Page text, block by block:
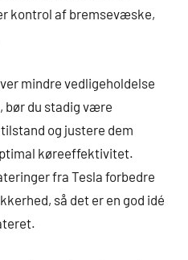
kontrol af bremsevæske,
mindre vedligeholdelse
bør du stadig være
og justere dem
køreeffektivitet.
fra Tesla forbedre
så det er en god idé